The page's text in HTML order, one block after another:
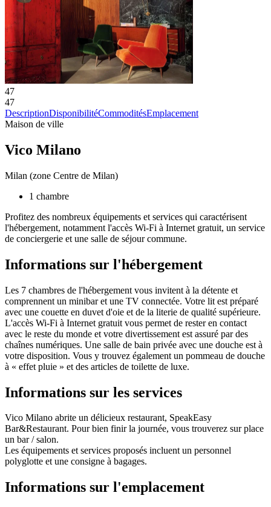
47
47
DescriptionDisponibilitéCommoditésEmplacement
Maison de ville
Vico Milano
Milan (zone Centre de Milan)
1 chambre
Profitez des nombreux équipements et services qui caractérisent
l'hébergement, notamment l'accès Wi-Fi à Internet gratuit, un service
de conciergerie et une salle de séjour commune.
Informations sur l'hébergement
Les 7 chambres de l'hébergement vous invitent à la détente et
comprennent un minibar et une TV connectée. Votre lit est préparé
avec une couette en duvet d'oie et de la literie de qualité supérieure.
L'accès Wi-Fi à Internet gratuit vous permet de rester en contact
avec le reste du monde et votre divertissement est assuré par des
chaînes numériques. Une salle de bain privée avec une douche est à
votre disposition. Vous y trouvez également un pommeau de douche
à « effet pluie » et des articles de toilette de luxe.
Informations sur les services
Vico Milano abrite un délicieux restaurant, SpeakEasy
Bar&Restaurant. Pour bien finir la journée, vous trouverez sur place
un bar / salon.
Les équipements et services proposés incluent un personnel
polyglotte et une consigne à bagages.
Informations sur l'emplacement